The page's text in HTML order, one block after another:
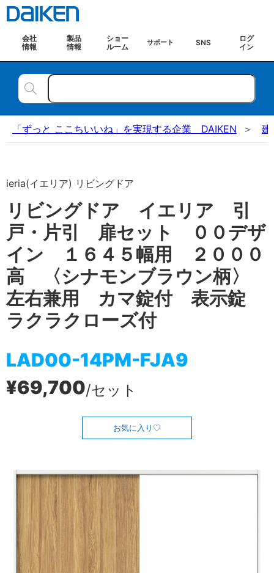
会社
情報
製品
情報
ショー
ルーム
サポート SNS
ログ
イン
「ずっと ここちいいね」を実現する企業 DAIKEN 建
ieria(イエリア) リビングドア
リビングドア イエリア 引
戸・片引 扉セット ００デザ
イン １６４５幅用 ２０００
高 〈シナモンブラウン柄〉
左右兼用 カマ錠付 表示錠
ラクラクローズ付
LAD00-14PM-FJA9
¥69,700/セット
お気に入り